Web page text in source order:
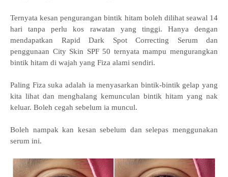
Ternyata kesan pengurangan bintik hitam boleh dilihat seawal 14
hari tanpa perlu kos rawatan yang tinggi. Hanya dengan
mendapatkan Rapid Dark Spot Correcting Serum dan
penggunaan City Skin SPF 50 ternyata mampu mengurangkan
bintik hitam di wajah yang Fiza alami sendiri.
Paling Fiza suka adalah ia menyasarkan bintik-bintik gelap yang
kita lihat dan menghalang kemunculan bintik hitam yang nak
keluar. Boleh cegah sebelum ia muncul.
Boleh nampak kan kesan sebelum dan selepas menggunakan
serum ini.